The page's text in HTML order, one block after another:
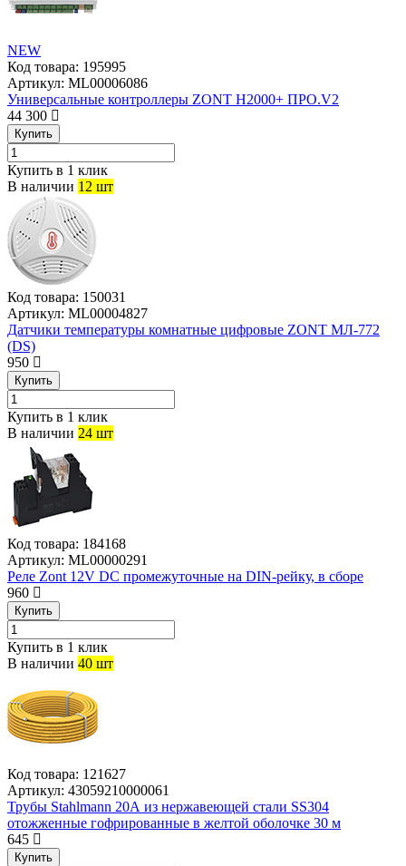
NEW
Код товара: 195995
Артикул: ML00006086
Универсальные контроллеры ZONT H2000+ ПРО.V2
44 300
Купить
Купить в 1 клик
В наличии 12 шт
Код товара: 150031
Артикул: ML00004827
Датчики температуры комнатные цифровые ZONT МЛ-772
(DS)
950
Купить
Купить в 1 клик
В наличии 24 шт
Код товара: 184168
Артикул: ML00000291
Реле Zont 12V DC промежуточные на DIN-рейку, в сборе
960
Купить
Купить в 1 клик
В наличии 40 шт
Код товара: 121627
Артикул: 43059210000061
Трубы Stahlmann 20А из нержавеющей стали SS304
отожженные гофрированные в желтой оболочке 30 м
645
Купить